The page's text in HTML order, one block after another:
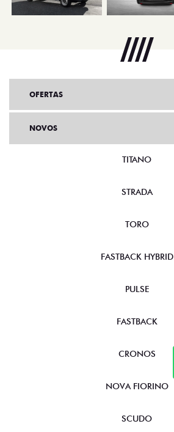
OFERTAS
NOVOS
TITANO
STRADA
TORO
FASTBACK HYBRID
PULSE
FASTBACK
CRONOS
NOVA FIORINO
SCUDO